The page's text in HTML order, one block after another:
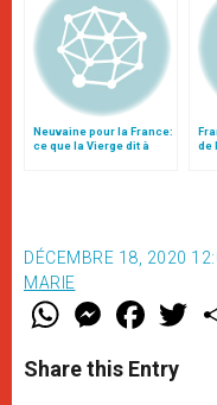
Neuvaine pour la France:
ce que la Vierge dit à
de
DÉCEMBRE 18, 2020
MARIE
W
t
s
M
e
s
e
F
a
e
b
w
Share this Entry